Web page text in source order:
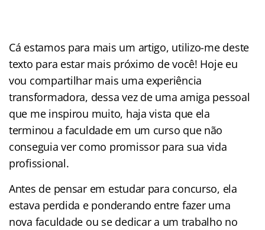
Cá estamos para mais um artigo, utilizo-me deste
texto para estar mais próximo de você! Hoje eu
vou compartilhar mais uma experiência
transformadora, dessa vez de uma amiga pessoal
que me inspirou muito, haja vista que ela
terminou a faculdade em um curso que não
conseguia ver como promissor para sua vida
profissional.
Antes de pensar em estudar para concurso, ela
estava perdida e ponderando entre fazer uma
nova faculdade ou se dedicar a um trabalho no